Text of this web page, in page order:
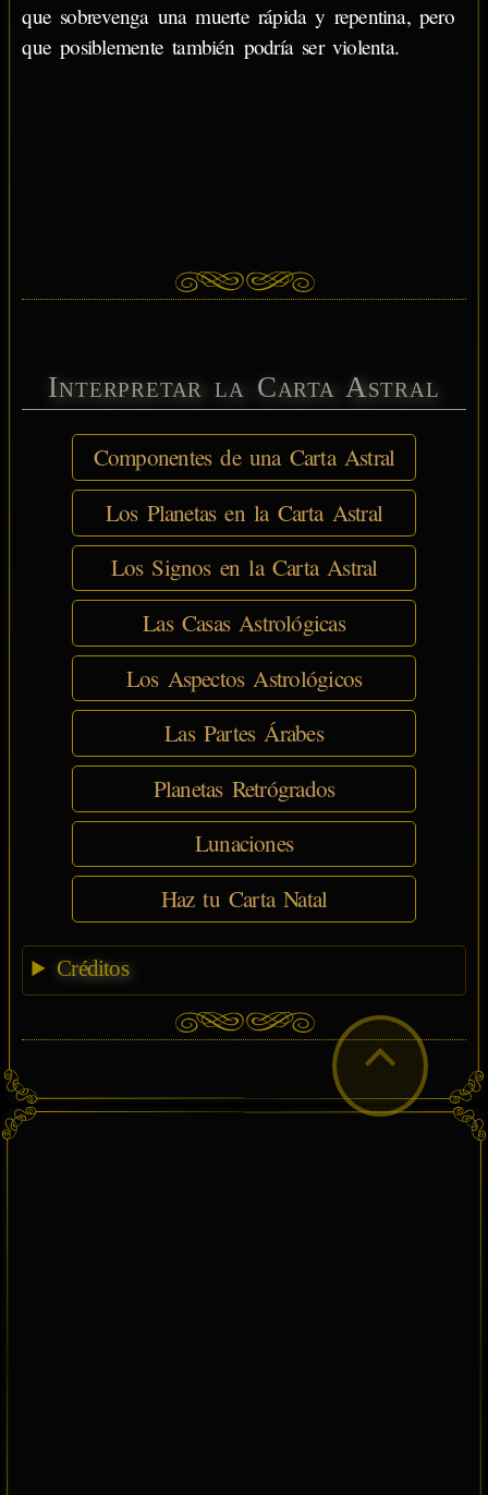
que sobrevenga una muerte rápida y repentina, pero
que posiblemente también podría ser violenta.
Interpretar la Carta Astral
Componentes de una Carta Astral
Los Planetas en la Carta Astral
Los Signos en la Carta Astral
Las Casas Astrológicas
Los Aspectos Astrológicos
Las Partes Árabes
Planetas Retrógrados
Lunaciones
Haz tu Carta Natal
Créditos